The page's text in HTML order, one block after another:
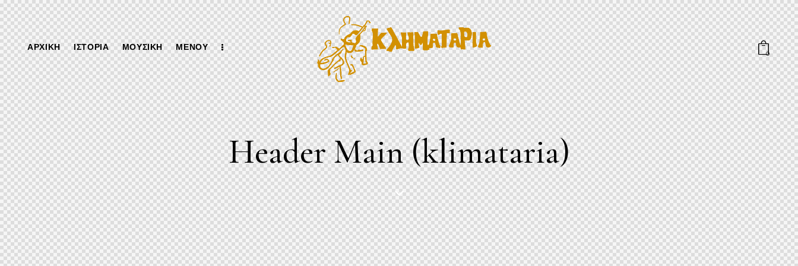
ΑΡΧΙΚΉ ΙΣΤΟΡΊΑ ΜΟΥΣΙΚΉ ΜΕΝΟΎ
0
Header Main (klimataria)